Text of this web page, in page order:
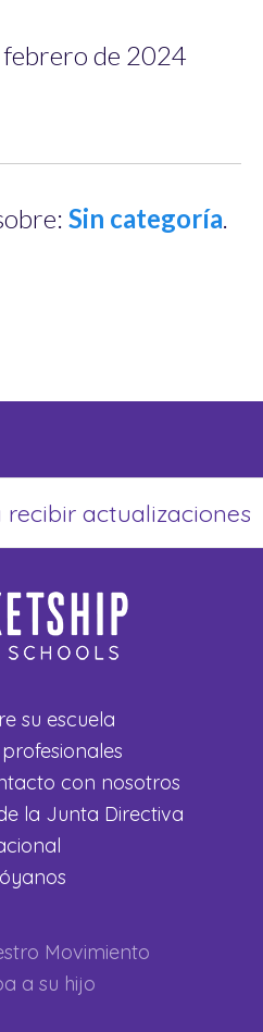
febrero de 2024
Sin categoría.
su escuela
con nosotros
la Junta Directiva
Movimiento
a su hijo